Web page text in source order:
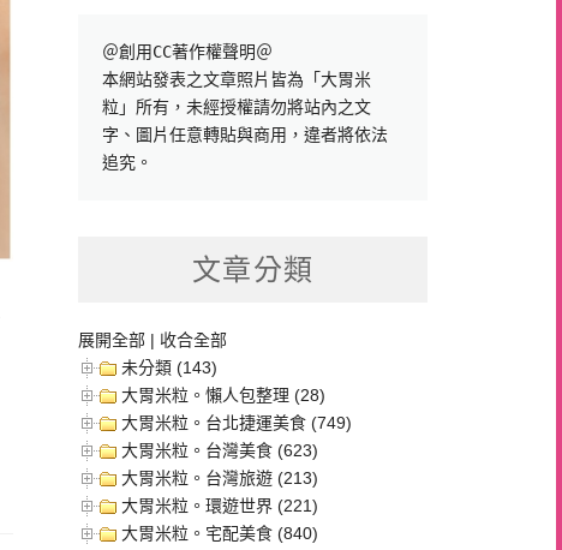
＠創用CC著作權聲明＠
本網站發表之文章照片皆為「大胃米
粒」所有，未經授權請勿將站內之文
字、圖片任意轉貼與商用，違者將依法
追究。
文章分類
展開全部 | 收合全部
未分類 (143)
大胃米粒。懶人包整理 (28)
大胃米粒。台北捷運美食 (749)
大胃米粒。台灣美食 (623)
大胃米粒。台灣旅遊 (213)
大胃米粒。環遊世界 (221)
大胃米粒。宅配美食 (840)